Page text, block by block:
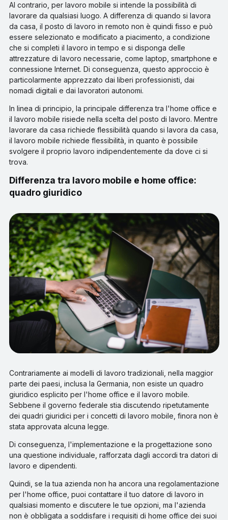
Al contrario, per lavoro mobile si intende la possibilità di
lavorare da qualsiasi luogo. A differenza di quando si lavora
da casa, il posto di lavoro in remoto non è quindi fisso e può
essere selezionato e modificato a piacimento, a condizione
che si completi il lavoro in tempo e si disponga delle
attrezzature di lavoro necessarie, come laptop, smartphone e
connessione Internet. Di conseguenza, questo approccio è
particolarmente apprezzato dai liberi professionisti, dai
nomadi digitali e dai lavoratori autonomi.
In linea di principio, la principale differenza tra l'home office e
il lavoro mobile risiede nella scelta del posto di lavoro. Mentre
lavorare da casa richiede flessibilità quando si lavora da casa,
il lavoro mobile richiede flessibilità, in quanto è possibile
svolgere il proprio lavoro indipendentemente da dove ci si
trova.
Differenza tra lavoro mobile e home office:
quadro giuridico
Contrariamente ai modelli di lavoro tradizionali, nella maggior
parte dei paesi, inclusa la Germania, non esiste un quadro
giuridico esplicito per l'home office e il lavoro mobile.
Sebbene il governo federale stia discutendo ripetutamente
dei quadri giuridici per i concetti di lavoro mobile, finora non è
stata approvata alcuna legge.
Di conseguenza, l'implementazione e la progettazione sono
una questione individuale, rafforzata dagli accordi tra datori di
lavoro e dipendenti.
Quindi, se la tua azienda non ha ancora una regolamentazione
per l'home office, puoi contattare il tuo datore di lavoro in
qualsiasi momento e discutere le tue opzioni, ma l'azienda
non è obbligata a soddisfare i requisiti di home office dei suoi